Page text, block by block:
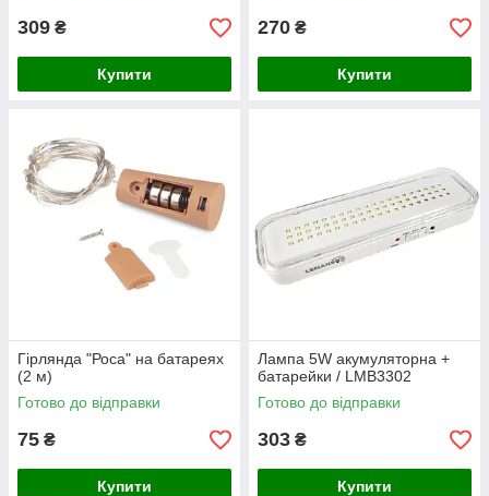
309 ₴
Купити
270 ₴
Купити
Гірлянда "Роса" на батареях
(2 м)
Готово до відправки
75 ₴
Купити
Лампа 5W акумуляторна +
батарейки / LMB3302
Готово до відправки
303 ₴
Купити